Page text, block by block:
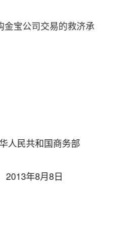
金宝公司交易的救济承
人民共和国商务部
月8日